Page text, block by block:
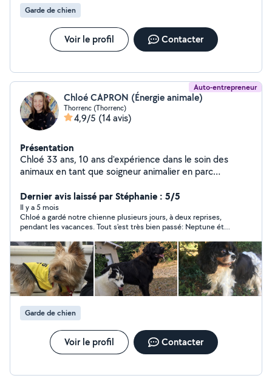
Garde de chien
Voir le profil Contacter
Auto-entrepreneur
Chloé CAPRON (Énergie animale)
Thorrenc (Thorrenc)
4,9/5 (14 avis)
Présentation
Chloé 33 ans, 10 ans d'expérience dans le soin des
animaux en tant que soigneur animalier en parc
votre domicile en votre absence, ou à accueillir votre
chien chez moi, dans ma colonie. Je dispose d'un grand
espace clos, au calme.
Dernier avis laissé par Stéphanie : 5/5
Il y a 5 mois
Chloé a gardé notre chienne plusieurs jours, à deux reprises,
pendant les vacances. Tout s'est très bien passé: Neptune était
maison est bien adaptée, le terrain également. Promenades
assurées en pleine campagne! C'est parfait. D'autre part, Chloé
nous a rendu également service en se rendant à notre domicile
, deux fois par jour, pour s'occuper de notre chatte. Merci!
Garde de chien
Voir le profil Contacter